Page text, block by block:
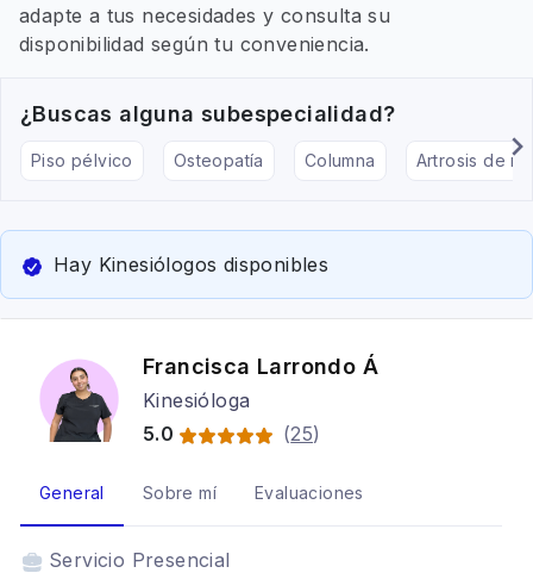
adapte a tus necesidades y consulta su
disponibilidad según tu conveniencia.
¿Buscas alguna subespecialidad?
Piso pélvico Osteopatía Columna Artrosis de
Hay Kinesiólogos disponibles
Francisca Larrondo Á
Kinesióloga
5.0
(25)
General Sobre mí Evaluaciones
Servicio Presencial